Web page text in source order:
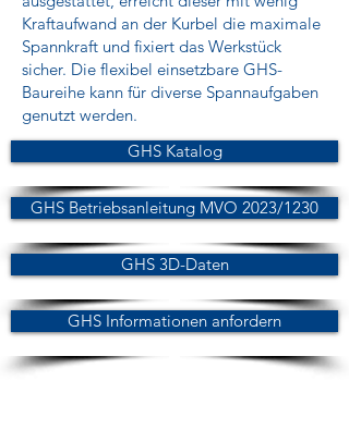
Kraftaufwand an der Kurbel die maximale
Spannkraft und fixiert das Werkstück
sicher. Die flexibel einsetzbare GHS-
Baureihe kann für diverse Spannaufgaben
genutzt werden.
GHS Katalog
GHS Betriebsanleitung MVO 2023/1230
GHS 3D-Daten
GHS Informationen anfordern